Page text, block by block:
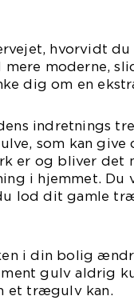
hvorvidt du
moderne,
dig om en
indretnings
som kan
er og bliver det
i hjemmet. Du
lod dit gamle
i din bolig
gulv aldrig
et trægulv kan.